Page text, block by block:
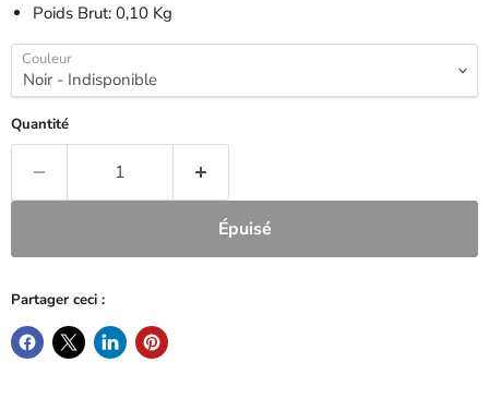
Poids Brut: 0,10 Kg
Couleur
Quantité
Épuisé
Partager ceci :